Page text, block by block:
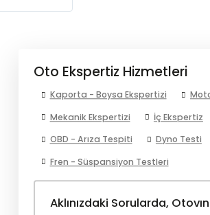
Oto Ekspertiz Hizmetleri
Kaporta - Boysa Ekspertizi
Mekanik Ekspertizi
İç Ekspertiz
OBD - Arıza Tespiti
Dyno Testi
Fren - Süspansiyon Testleri
Aklınızdaki Sorularda,